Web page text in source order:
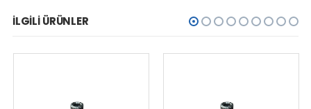
İLGILI ÜRÜNLER